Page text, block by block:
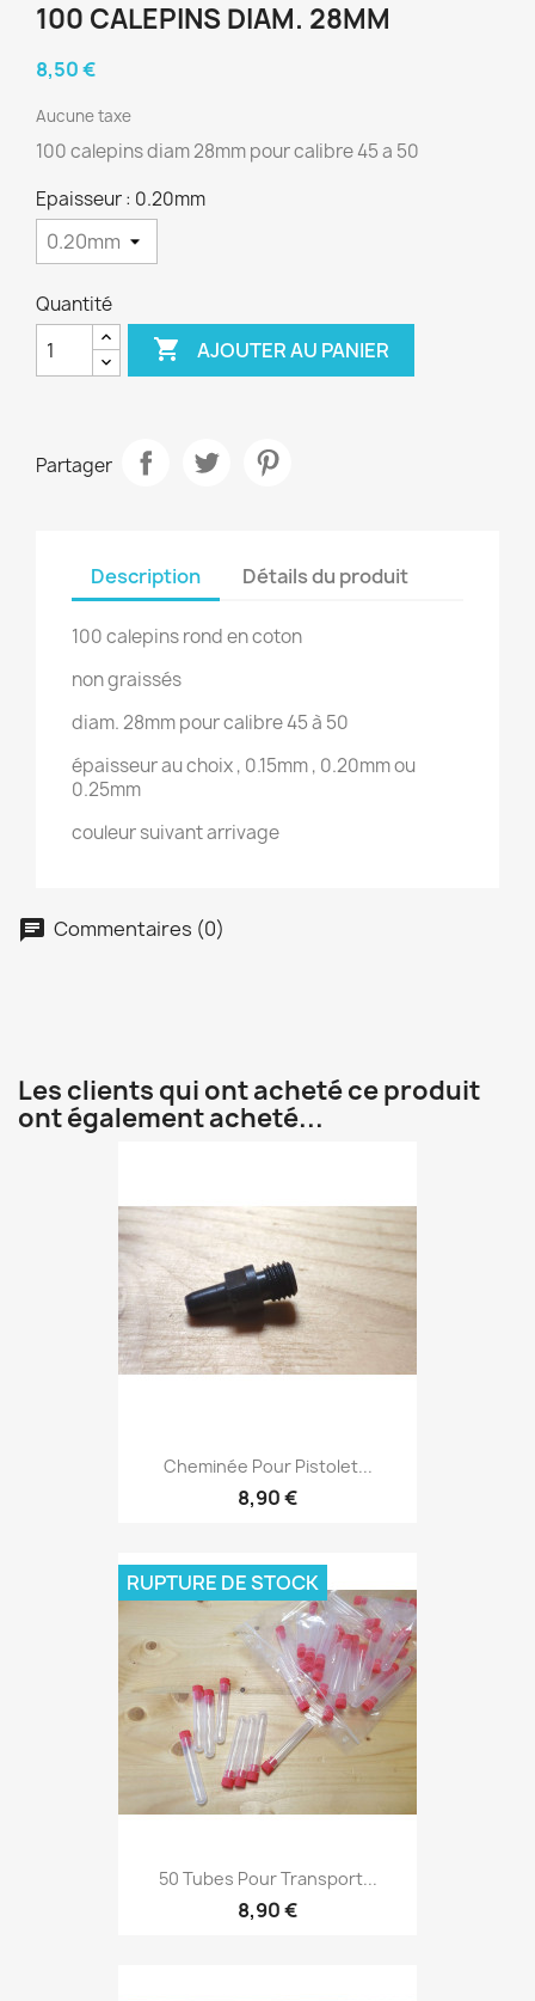
100 CALEPINS DIAM. 28MM
8,50 €
Aucune taxe
100 calepins diam 28mm pour calibre 45 a 50
Epaisseur : 0.20mm
Quantité
 AJOUTER AU PANIER
Partager
Description Détails du produit
100 calepins rond en coton
non graissés
diam. 28mm pour calibre 45 à 50
épaisseur au choix , 0.15mm , 0.20mm ou
0.25mm
couleur suivant arrivage
chat Commentaires (0)
Les clients qui ont acheté ce produit
ont également acheté...
Cheminée Pour Pistolet...
8,90 €
50 Tubes Pour Transport...
8,90 €
RUPTURE DE STOCK